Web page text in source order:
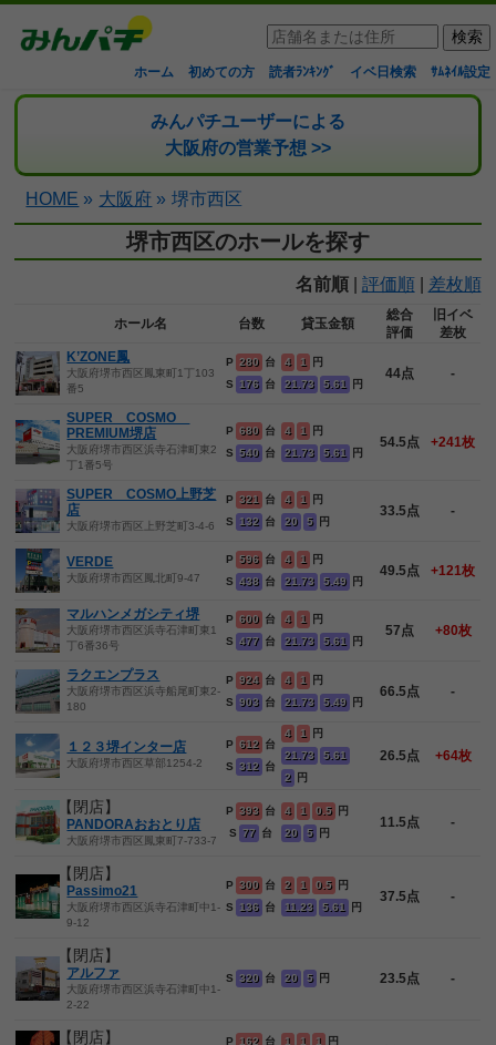
ホーム 初めての方 読者ﾗﾝｷﾝｸﾞ イベ日検索 ｻﾑﾈｲﾙ設定
みんパチユーザーによる
大阪府の営業予想 >>
HOME » 大阪府 » 堺市西区
堺市西区のホールを探す
名前順| 評価順| 差枚順
ホール名 台数 貸玉金額
総合
評価
旧イベ
差枚
K’ZONE鳳
大阪府堺市西区鳳東町1丁103
番5
P 280 台
S
176 台
4 1
円
21.73
5.61 円
44点 -
SUPER COSMO
PREMIUM堺店
大阪府堺市西区浜寺石津町東2
丁1番5号
P 680 台
S
540 台
4 1
円
21.73
5.61 円
54.5点 +241枚
SUPER COSMO上野芝
店
大阪府堺市西区上野芝町3-4-6
P 321
台
S
132 台
4 1
円
20
5 円
33.5点 -
VERDE
大阪府堺市西区鳳北町9-47
P 596 台
S 438 台
4 1
円
21.73
5.49 円
49.5点 +121枚
マルハンメガシティ堺
大阪府堺市西区浜寺石津町東1
丁6番36号
P 600 台
S 477 台
4 1
円
21.73
5.61 円
57点 +80枚
ラクエンプラス
大阪府堺市西区浜寺船尾町東2-
180
P 924 台
S 903 台
4 1
円
21.73
5.49 円
66.5点 -
１２３堺インター店
大阪府堺市西区草部1254-2
P 612 台
S 312 台
4 1
円
21.73
5.61
2
円
26.5点 +64枚
【閉店】
PANDORAおおとり店
大阪府堺市西区鳳東町7-733-7
P 393 台
S 77 台
4 1 0.5 円
20
5 円
11.5点 -
【閉店】
Passimo21
大阪府堺市西区浜寺石津町中1-
9-12
P 300 台
S
136 台
2 1 0.5 円
11.23
5.61 円
37.5点 -
【閉店】
アルファ
大阪府堺市西区浜寺石津町中1-
2-22
S 320 台 20 5 円 23.5点 -
【閉店】 P 162 台
1 1 1
円